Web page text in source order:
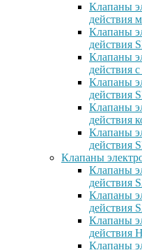
Клапаны
действия
Клапаны
действия
Клапаны
действия
Клапаны
действия
Клапаны
дейcтвия
Клапаны
действия
Клапаны
Клапаны
действия
Клапаны
действия
Клапаны
действия
Клапаны